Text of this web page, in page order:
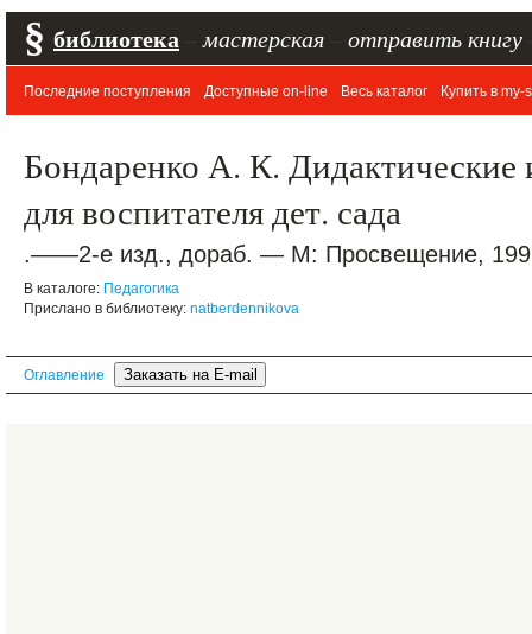
§ библиотека мастерская отправить книгу
Последние поступления Доступные on-line Весь каталог Купить в my-
Бондаренко А. К. Дидактические
для воспитателя дет. сада
.——2-е изд., дораб. — М: Просвещение,
В каталоге: Педагогика
Прислано в библиотеку: natberdennikova
Оглавление